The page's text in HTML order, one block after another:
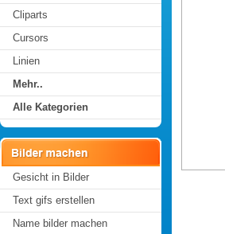
Cliparts
Cursors
Linien
Mehr..
Alle Kategorien
Gesicht in Bilder
Text gifs erstellen
Name bilder machen